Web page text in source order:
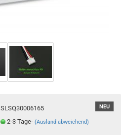
NEU
SLSQ30006165
2-3 Tage-(Ausland abweichend)